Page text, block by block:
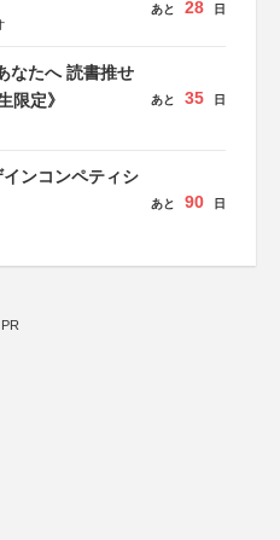
あと 28 日
なたへ 読書推せ
限定》
あと 35 日
ンコンペティシ
あと 90 日
PR